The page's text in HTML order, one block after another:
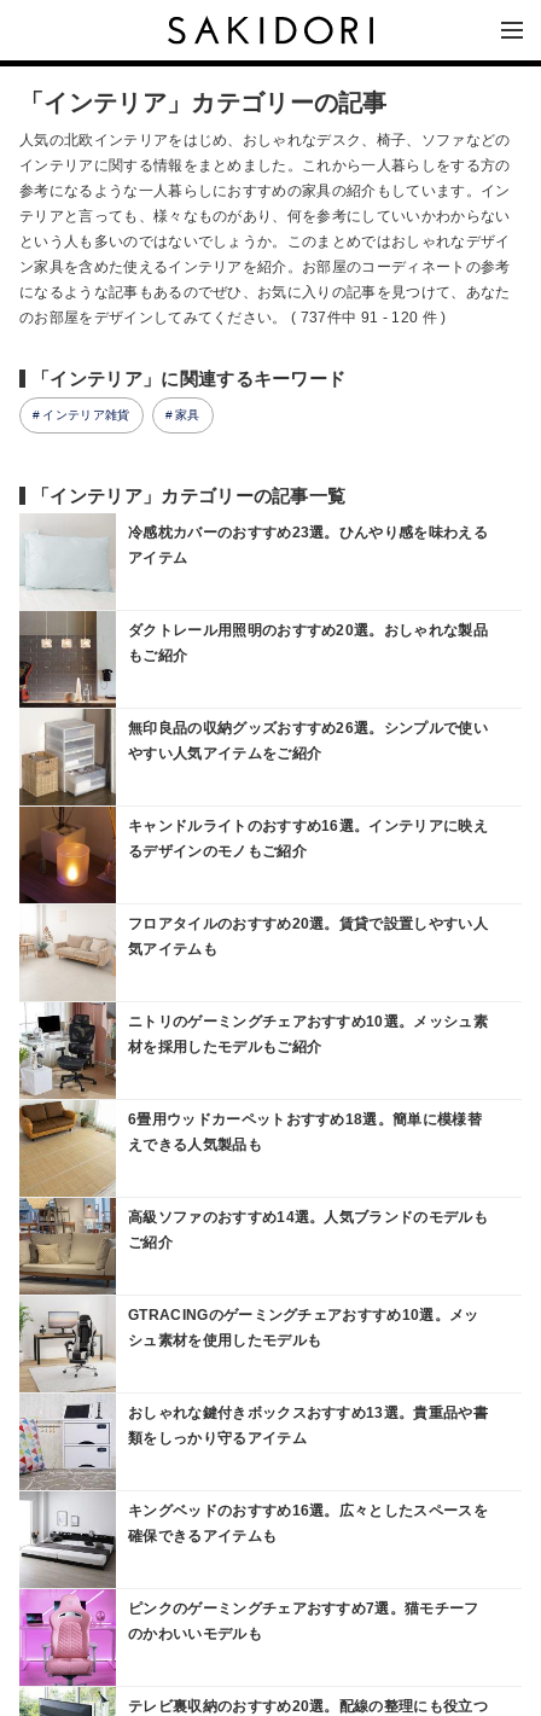
「インテリア」カテゴリーの記事
人気の北欧インテリアをはじめ、おしゃれなデスク、椅子、ソファなどの
インテリアに関する情報をまとめました。これから一人暮らしをする方の
参考になるような一人暮らしにおすすめの家具の紹介もしています。イン
テリアと言っても、様々なものがあり、何を参考にしていいかわからない
という人も多いのではないでしょうか。このまとめではおしゃれなデザイ
ン家具を含めた使えるインテリアを紹介。お部屋のコーディネートの参考
になるような記事もあるのでぜひ、お気に入りの記事を見つけて、あなた
のお部屋をデザインしてみてください。 ( 737件中 91 - 120 件 )
「インテリア」に関連するキーワード
インテリア雑貨 家具
「インテリア」カテゴリーの記事一覧
冷感枕カバーのおすすめ23選。ひんやり感を味わえる
アイテム
ダクトレール用照明のおすすめ20選。おしゃれな製品
もご紹介
無印良品の収納グッズおすすめ26選。シンプルで使い
やすい人気アイテムをご紹介
キャンドルライトのおすすめ16選。インテリアに映え
るデザインのモノもご紹介
フロアタイルのおすすめ20選。賃貸で設置しやすい人
気アイテムも
ニトリのゲーミングチェアおすすめ10選。メッシュ素
材を採用したモデルもご紹介
6畳用ウッドカーペットおすすめ18選。簡単に模様替
えできる人気製品も
高級ソファのおすすめ14選。人気ブランドのモデルも
ご紹介
GTRACINGのゲーミングチェアおすすめ10選。メッ
シュ素材を使用したモデルも
おしゃれな鍵付きボックスおすすめ13選。貴重品や書
類をしっかり守るアイテム
キングベッドのおすすめ16選。広々としたスペースを
確保できるアイテムも
ピンクのゲーミングチェアおすすめ7選。猫モチーフ
のかわいいモデルも
テレビ裏収納のおすすめ20選。配線の整理にも役立つ